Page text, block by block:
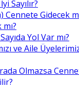
Sayılır?
Cennete Gidecek
Yol Var mı?
ve Aile
Olmazsa